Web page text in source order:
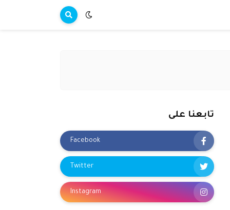
تابعنا على
Facebook
Twitter
Instagram